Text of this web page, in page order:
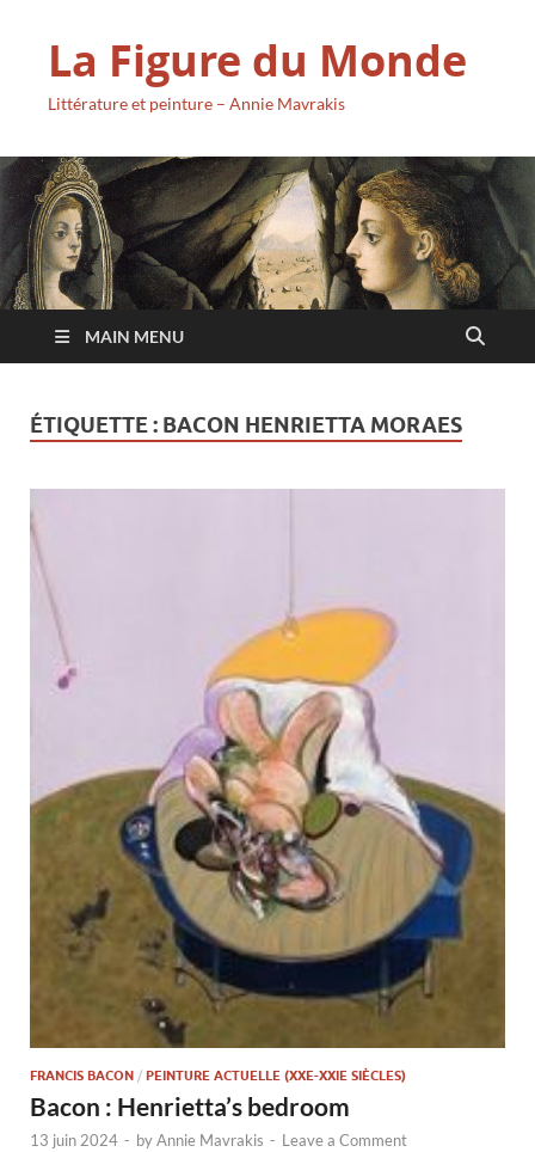
La Figure du Monde
Littérature et peinture – Annie Mavrakis
MAIN MENU
ÉTIQUETTE : BACON HENRIETTA MORAES
FRANCIS BACON / PEINTURE ACTUELLE (XXE-XXIE SIÈCLES)
Bacon : Henrietta’s bedroom
13 juin 2024 - byAnnie Mavrakis - Leave a Comment